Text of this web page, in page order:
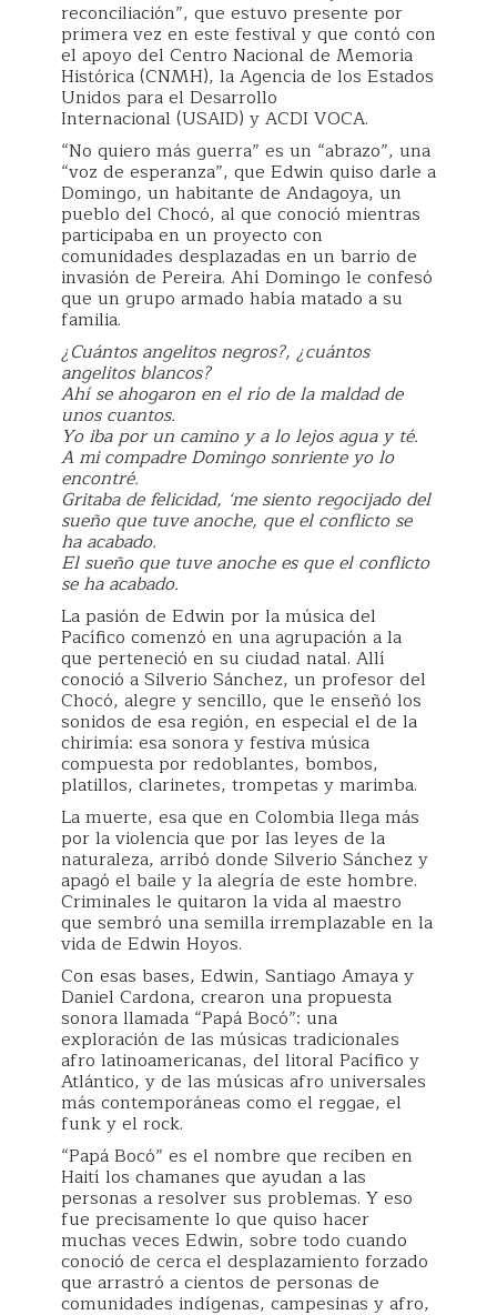
reconciliación”, que estuvo presente por
primera vez en este festival y que contó con
el apoyo del Centro Nacional de Memoria
Histórica (CNMH), la Agencia de los Estados
Unidos para el Desarrollo
Internacional (USAID) y ACDI VOCA.
“No quiero más guerra” es un “abrazo”, una
“voz de esperanza”, que Edwin quiso darle a
Domingo, un habitante de Andagoya, un
pueblo del Chocó, al que conoció mientras
participaba en un proyecto con
comunidades desplazadas en un barrio de
invasión de Pereira. Ahí Domingo le confesó
que un grupo armado había matado a su
familia.
¿Cuántos angelitos negros?, ¿cuántos
angelitos blancos?
Ahí se ahogaron en el río de la maldad de
unos cuantos.
Yo iba por un camino y a lo lejos agua y té.
A mi compadre Domingo sonriente yo lo
encontré.
Gritaba de felicidad, ‘me siento regocijado del
sueño que tuve anoche, que el conflicto se
ha acabado.
El sueño que tuve anoche es que el conflicto
se ha acabado.
La pasión de Edwin por la música del
Pacífico comenzó en una agrupación a la
que perteneció en su ciudad natal. Allí
conoció a Silverio Sánchez, un profesor del
Chocó, alegre y sencillo, que le enseñó los
sonidos de esa región, en especial el de la
chirimía: esa sonora y festiva música
compuesta por redoblantes, bombos,
platillos, clarinetes, trompetas y marimba.
La muerte, esa que en Colombia llega más
por la violencia que por las leyes de la
naturaleza, arribó donde Silverio Sánchez y
apagó el baile y la alegría de este hombre.
Criminales le quitaron la vida al maestro
que sembró una semilla irremplazable en la
vida de Edwin Hoyos.
Con esas bases, Edwin, Santiago Amaya y
Daniel Cardona, crearon una propuesta
sonora llamada “Papá Bocó”: una
exploración de las músicas tradicionales
afro latinoamericanas, del litoral Pacífico y
Atlántico, y de las músicas afro universales
más contemporáneas como el reggae, el
funk y el rock.
“Papá Bocó” es el nombre que reciben en
Haití los chamanes que ayudan a las
personas a resolver sus problemas. Y eso
fue precisamente lo que quiso hacer
muchas veces Edwin, sobre todo cuando
conoció de cerca el desplazamiento forzado
que arrastró a cientos de personas de
comunidades indígenas, campesinas y afro,